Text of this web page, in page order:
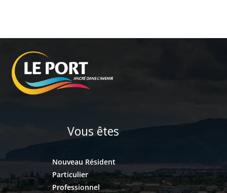
Vous êtes
Nouveau Résident
Particulier
Professionnel